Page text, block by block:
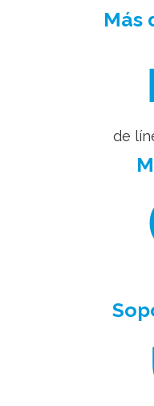
Más
de